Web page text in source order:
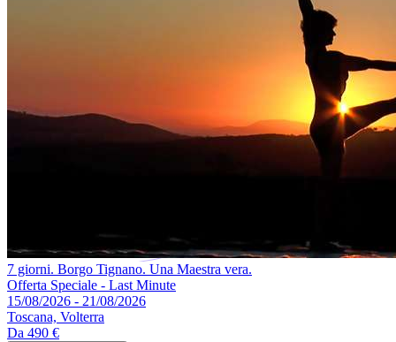
7 giorni. Borgo Tignano. Una Maestra vera.
Offerta Speciale - Last Minute
15/08/2026 - 21/08/2026
Toscana, Volterra
Da 490 €